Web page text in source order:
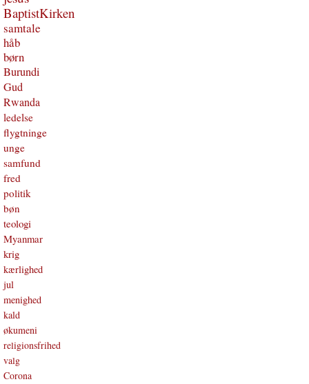
BaptistKirken
samtale
håb
børn
Burundi
Gud
Rwanda
ledelse
flygtninge
unge
samfund
fred
politik
bøn
teologi
Myanmar
krig
kærlighed
jul
menighed
kald
økumeni
religionsfrihed
valg
Corona